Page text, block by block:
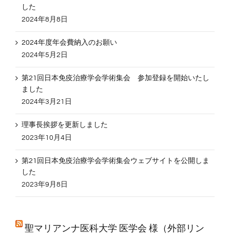
した
2024年8月8日
2024年度年会費納入のお願い
2024年5月2日
第21回日本免疫治療学会学術集会 参加登録を開始いたし
ました
2024年3月21日
理事長挨拶を更新しました
2023年10月4日
第21回日本免疫治療学会学術集会ウェブサイトを公開しま
した
2023年9月8日
聖マリアンナ医科大学 医学会 様（外部リン